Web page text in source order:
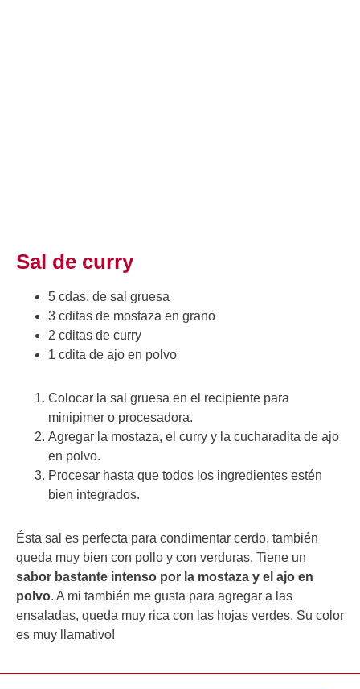
Sal de curry
5 cdas. de sal gruesa
3 cditas de mostaza en grano
2 cditas de curry
1 cdita de ajo en polvo
Colocar la sal gruesa en el recipiente para
minipimer o procesadora.
Agregar la mostaza, el curry y la cucharadita de ajo
en polvo.
Procesar hasta que todos los ingredientes estén
bien integrados.
Ésta sal es perfecta para condimentar cerdo, también
queda muy bien con pollo y con verduras. Tiene un
sabor bastante intenso por la mostaza y el ajo en
polvo. A mi también me gusta para agregar a las
ensaladas, queda muy rica con las hojas verdes. Su color
es muy llamativo!